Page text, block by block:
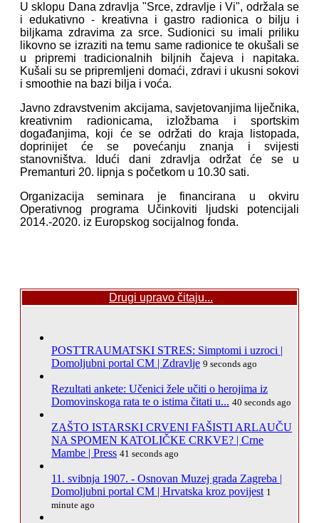
U sklopu Dana zdravlja "Srce, zdravlje i Vi", održala se
i edukativno - kreativna i gastro radionica o bilju i
biljkama zdravima za srce. Sudionici su imali priliku
likovno se izraziti na temu same radionice te okušali se
u pripremi tradicionalnih biljnih čajeva i napitaka.
Kušali su se pripremljeni domaći, zdravi i ukusni sokovi
i smoothie na bazi bilja i voća.
Javno zdravstvenim akcijama, savjetovanjima liječnika,
kreativnim radionicama, izložbama i sportskim
događanjima, koji će se održati do kraja listopada,
doprinijet će se povećanju znanja i svijesti
stanovništva. Idući dani zdravlja održat će se u
Premanturi 20. lipnja s početkom u 10.30 sati.
Organizacija seminara je financirana u okviru
Operativnog programa Učinkoviti ljudski potencijali
2014.-2020. iz Europskog socijalnog fonda.
Drugi upravo čitaju...
POSTTRAUMATSKI STRES: Simptomi i uzroci |
Domoljubni portal CM | Zdravlje 9 seconds ago
Rezultati ankete: Učenici žele učiti o herojima iz
Domovinskoga rata te o istima čitati u... 40 seconds ago
ZAŠTO ISTARSKI CRVENI FAŠISTI ARLAUČU
NA SPOMEN KATOLIČKE CRKVE? | Crne
Mambe | Press 41 seconds ago
11. svibnja 1907. - Osnovan Muzej grada Zagreba |
Domoljubni portal CM | Hrvatska kroz povijest 1
minute ago